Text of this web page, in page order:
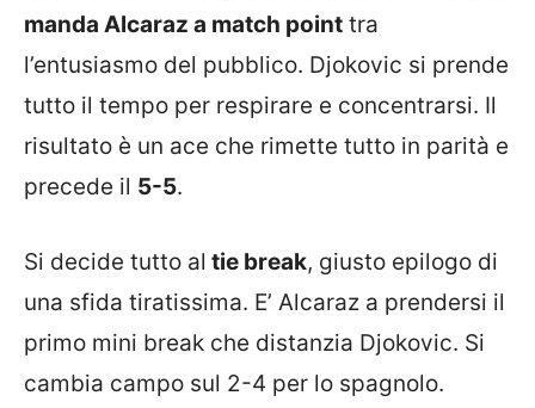
manda Alcaraz a match point tra
l’entusiasmo del pubblico. Djokovic si prende
tutto il tempo per respirare e concentrarsi. Il
risultato è un ace che rimette tutto in parità e
precede il 5-5.
Si decide tutto al tie break, giusto epilogo di
una sfida tiratissima. E’ Alcaraz a prendersi il
primo mini break che distanzia Djokovic. Si
cambia campo sul 2-4 per lo spagnolo.